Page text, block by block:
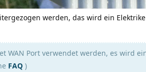
werden, das wird ein
WAN Port verwendet werden, es wird
FAQ )